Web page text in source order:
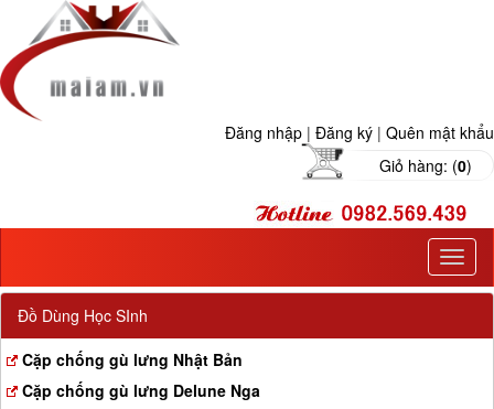
Đăng nhập | Đăng ký | Quên mật khẩu
Giỏ hàng: (0)
T
o
Đồ Dùng Học SInh
Cặp chống gù lưng Nhật Bản
Cặp chống gù lưng Delune Nga